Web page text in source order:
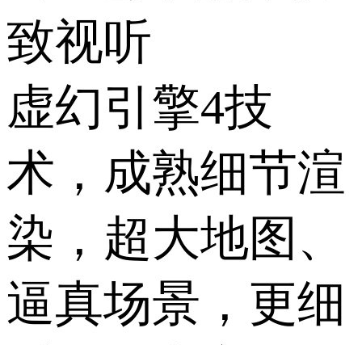
致视听
虚幻引擎4技
术，成熟细节渲
染，超大地图、
逼真场景，更细